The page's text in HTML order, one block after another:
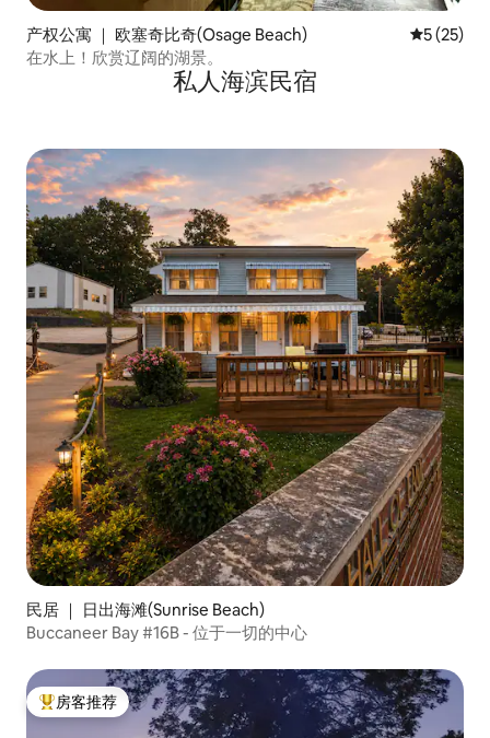
产权公寓 ｜ 欧塞奇比奇(Osage Beach) 平均评分
5 (25)
在水上！欣赏辽阔的湖景。
私人海滨民宿
民居 ｜ 日出海滩(Sunrise Beach)
Buccaneer Bay #16B - 位于一切的中心
热门「房客推荐」
房客推荐